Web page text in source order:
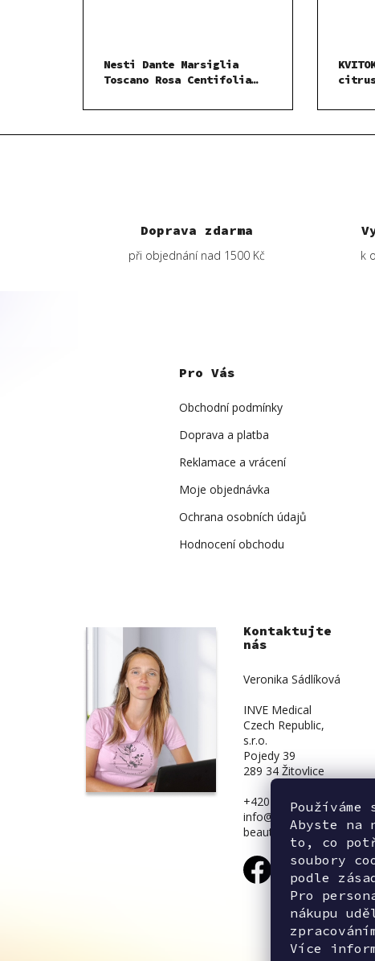
Používáme
Abyste na
to, co
soubory
podle
Pro
nákupu
Více
Doprava zdarma
při objednání nad 1500 Kč k
Nesti Dante Marsiglia
Toscano Rosa Centifolia
Pro Vás
Obchodní podmínky
Doprava a platba
Reklamace a vrácení
Moje objednávka
Ochrana osobních údajů
Hodnocení obchodu
Kontaktujte
nás
Veronika Sádlíková
INVE Medical
Czech Republic,
s.r.o.
Pojedy 39
289 34 Žitovlice
+420 734 839 831
info@inve-
beauty.cz